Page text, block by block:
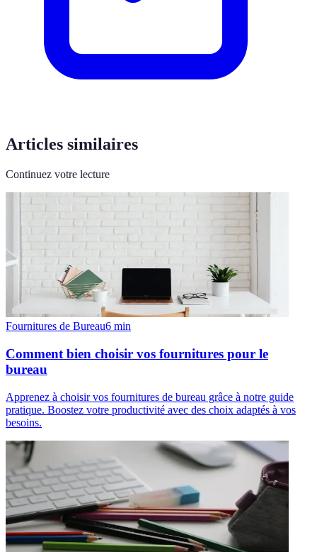
Articles similaires
Continuez votre lecture
Fournitures de Bureau6 min
Comment bien choisir vos fournitures pour le
bureau
Apprenez à choisir vos fournitures de bureau grâce à notre guide
pratique. Boostez votre productivité avec des choix adaptés à vos
besoins.